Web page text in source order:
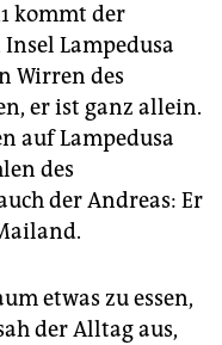
kommt der
Lampedusa
Wirren des
er ist ganz allein.
auf Lampedusa
des
der Andreas: Er
etwas zu essen,
der Alltag aus,